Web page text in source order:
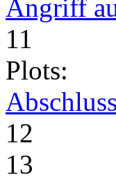
Angriff
11
Plots:
12
13